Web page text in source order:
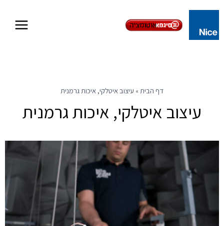
content
דף הבית» עיצוב איטלקי, איכות גרמנית
עיצוב איטלקי, איכות גרמנית